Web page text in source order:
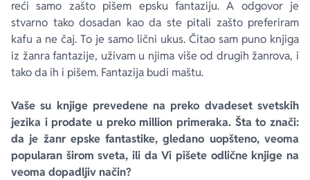
reći samo zašto pišem epsku fantaziju. A odgovor je
stvarno tako dosadan kao da ste pitali zašto preferiram
kafu a ne čaj. To je samo lični ukus. Čitao sam puno knjiga
iz žanra fantazije, uživam u njima više od drugih žanrova, i
tako da ih i pišem. Fantazija budi maštu.
Vaše su knjige prevedene na preko dvadeset svetskih
jezika i prodate u preko million primeraka. Šta to znači:
da je žanr epske fantastike, gledano uopšteno, veoma
popularan širom sveta, ili da Vi pišete odlične knjige na
veoma dopadljiv način?